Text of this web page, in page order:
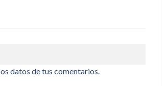
datos de tus comentarios.